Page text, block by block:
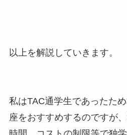
以上を解説していきます。
私はTAC通学生であったた
座をおすすめするのですが